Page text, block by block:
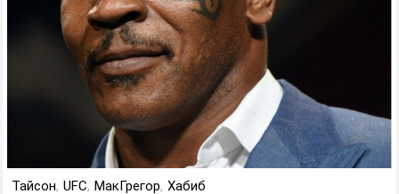
Тайсон, UFC, МакГрегор, Хабиб